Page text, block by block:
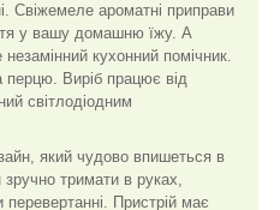
Свіжемеле ароматні приправи
у вашу домашню їжу. А
кухонний помічник.
перцю. Виріб працює від
світлодіодним
який чудово впишеться в
зручно тримати в руках,
Пристрій має